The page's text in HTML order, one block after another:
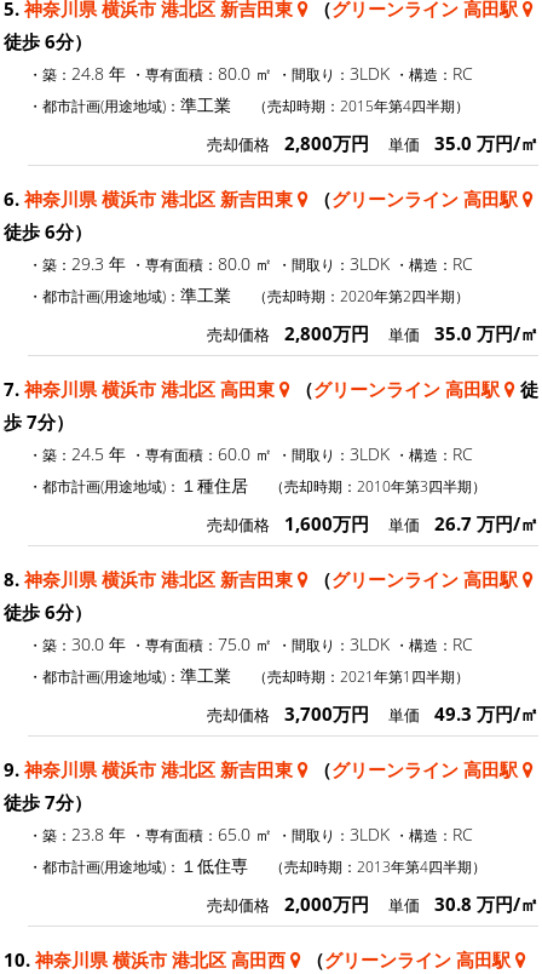
5. 神奈川県 横浜市 港北区 新吉田東 （グリーンライン 高田駅
徒歩 6分）
・築： 24.8 年 ・専有面積： 80.0 ㎡ ・間取り： 3LDK ・構造： RC
・都市計画(用途地域)： 準工業 （売却時期：2015年第4四半期）
売却価格 2,800万円 単価 35.0 万円/㎡
6. 神奈川県 横浜市 港北区 新吉田東 （グリーンライン 高田駅
徒歩 6分）
・築： 29.3 年 ・専有面積： 80.0 ㎡ ・間取り： 3LDK ・構造： RC
・都市計画(用途地域)： 準工業 （売却時期：2020年第2四半期）
売却価格 2,800万円 単価 35.0 万円/㎡
7. 神奈川県 横浜市 港北区 高田東 （グリーンライン 高田駅
徒
歩 7分）
・築： 24.5 年 ・専有面積： 60.0 ㎡ ・間取り： 3LDK ・構造： RC
・都市計画(用途地域)： １種住居 （売却時期：2010年第3四半期）
売却価格 1,600万円 単価 26.7 万円/㎡
8. 神奈川県 横浜市 港北区 新吉田東 （グリーンライン 高田駅
徒歩 6分）
・築： 30.0 年 ・専有面積： 75.0 ㎡ ・間取り： 3LDK ・構造： RC
・都市計画(用途地域)： 準工業 （売却時期：2021年第1四半期）
売却価格 3,700万円 単価 49.3 万円/㎡
9. 神奈川県 横浜市 港北区 新吉田東 （グリーンライン 高田駅
徒歩 7分）
・築： 23.8 年 ・専有面積： 65.0 ㎡ ・間取り： 3LDK ・構造： RC
・都市計画(用途地域)： １低住専 （売却時期：2013年第4四半期）
売却価格 2,000万円 単価 30.8 万円/㎡
10. 神奈川県 横浜市 港北区 高田西 （グリーンライン 高田駅